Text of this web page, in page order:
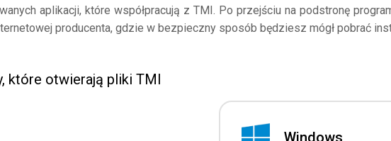
aplikacji, które współpracują z TMI. Po przejściu na podstronę
producenta, gdzie w bezpieczny sposób będziesz mógł pobrać
które otwierają pliki TMI
Windows